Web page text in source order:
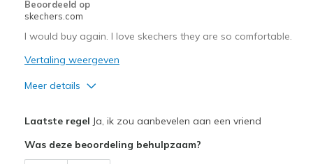
Width
Sizing
Feels true to size
Beoordeeld op
skechers.com
I would buy again. I love skechers they are so comfortable.
Vertaling weergeven
Meer details
Breathe Well
Laatste regel Ja, ik zou aanbevelen aan een vriend
Was deze beoordeling behulpzaam?